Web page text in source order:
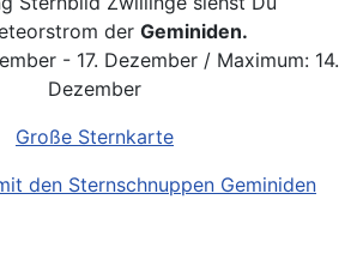
der Geminiden.
- 17. Dezember / Maximum: 14.
Dezember
Große Sternkarte